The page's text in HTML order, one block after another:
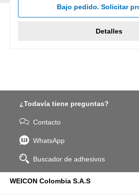
Bajo pedido. Solicitar
Detalles
¿Todavía tiene preguntas?
Contacto
WhatsApp
Buscador de adhesivos
WEICON Colombia S.A.S